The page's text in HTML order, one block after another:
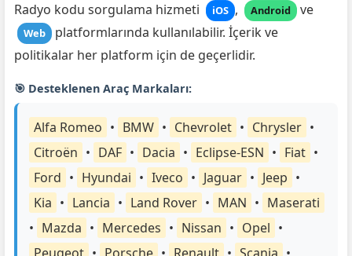
Radyo kodu sorgulama hizmeti
iOS , Android ve
Web
platformlarında kullanılabilir. İçerik ve
politikalar her platform için de geçerlidir.
🎯 Desteklenen Araç Markaları:
Alfa Romeo • BMW • Chevrolet • Chrysler •
Citroën • DAF • Dacia • Eclipse-ESN • Fiat •
Ford • Hyundai • Iveco • Jaguar • Jeep •
Kia • Lancia • Land Rover • MAN • Maserati
• Mazda • Mercedes • Nissan • Opel •